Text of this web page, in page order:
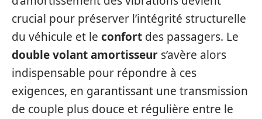
crucial pour préserver l’intégrité structurelle
du véhicule et le confort des passagers. Le
double volant amortisseur s’avère alors
indispensable pour répondre à ces
exigences, en garantissant une transmission
de couple plus douce et régulière entre le